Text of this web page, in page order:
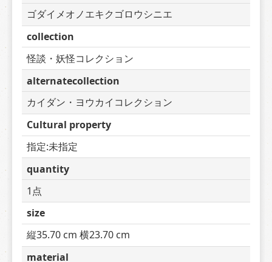
ゴダイメオノエキクゴロウシニエ
collection
怪談・妖怪コレクション
alternatecollection
カイダン・ヨウカイコレクション
Cultural property
指定:未指定
quantity
1点
size
縦35.70 cm 横23.70 cm
material